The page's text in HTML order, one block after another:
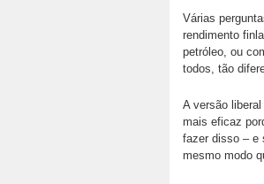
Várias
rendimento
petróleo, ou
todos, tão
A versão
mais eficaz
fazer disso – e
mesmo modo